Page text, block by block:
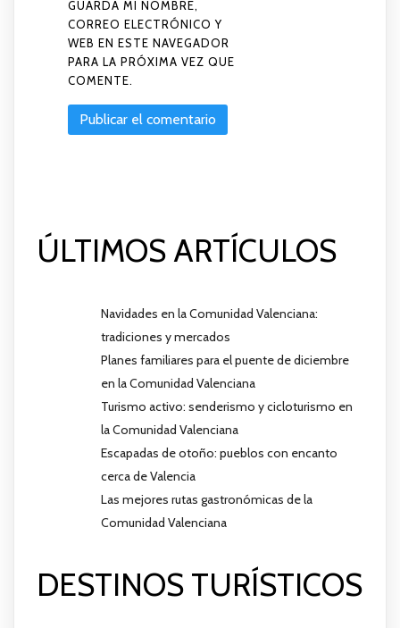
GUARDA MI NOMBRE,
CORREO ELECTRÓNICO Y
WEB EN ESTE NAVEGADOR
PARA LA PRÓXIMA VEZ QUE
COMENTE.
ÚLTIMOS ARTÍCULOS
Navidades en la Comunidad Valenciana:
tradiciones y mercados
Planes familiares para el puente de diciembre
en la Comunidad Valenciana
Turismo activo: senderismo y cicloturismo en
la Comunidad Valenciana
Escapadas de otoño: pueblos con encanto
cerca de Valencia
Las mejores rutas gastronómicas de la
Comunidad Valenciana
DESTINOS TURÍSTICOS